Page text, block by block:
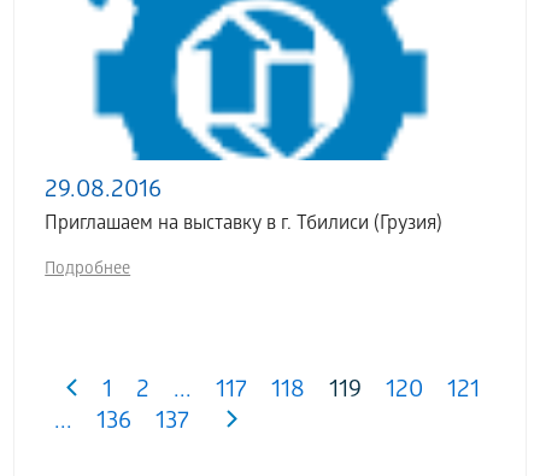
29.08.2016
Приглашаем на выставку в г. Тбилиси (Грузия)
Подробнее
1 2 ... 117 118 119 120
121
...
136 137